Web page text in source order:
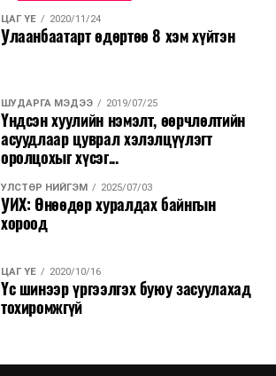
ЦАГ ҮЕ 2020/11/24
Улаанбаатарт өдөртөө 8 хэм хүйтэн
ШУДАРГА МЭДЭЭ 2019/07/25
Үндсэн хуулийн нэмэлт, өөрчлөлтийн
асуудлаар цуврал хэлэлцүүлэгт
оролцохыг хүсэг...
УЛСТӨР НИЙГЭМ 2025/07/03
УИХ: Өнөөдөр хуралдах байнгын
хороод
ЦАГ ҮЕ 2020/10/16
Үс шинээр үргээлгэх буюу засуулахад
тохиромжгүй